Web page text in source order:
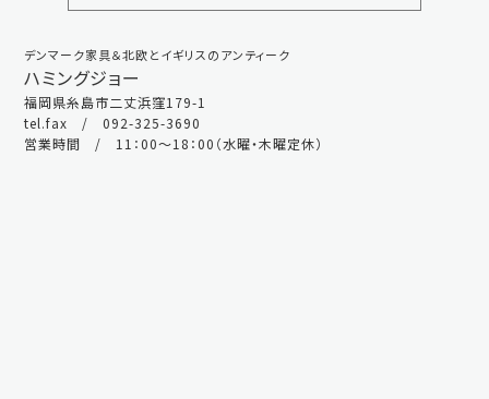
デンマーク家具＆北欧とイギリスのアンティーク
ハミングジョー
福岡県糸島市二丈浜窪179-1
tel.fax / 092-325-3690
営業時間 / 11：00～18：00（水曜・木曜定休）